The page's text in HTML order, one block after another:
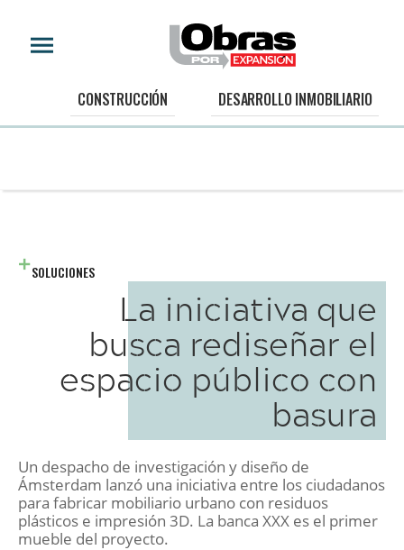
CONSTRUCCIÓN DESARROLLO INMOBILIARIO
SOLUCIONES
La iniciativa que
busca rediseñar el
espacio público con
basura
Un despacho de investigación y diseño de
Ámsterdam lanzó una iniciativa entre los ciudadanos
para fabricar mobiliario urbano con residuos
plásticos e impresión 3D. La banca XXX es el primer
mueble del proyecto.